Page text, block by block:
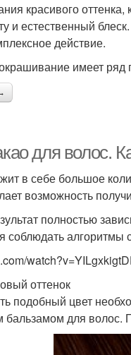
красивого оттенка,
и естественный
действие.
имеет ряд
для волос.
в себе большое
возможность
полностью
соблюдать
оттенок
подобный цвет
для волос.